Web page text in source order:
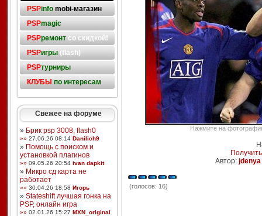
PSPinfo mobi-магазин
PSPmagic
PSPремонтсо скидкой!
PSPигры(flash)
PSPтурниры
КЛУБЫ по интересам
Свежее на форуме
» Брик psp 3008, flash0
»» 27.06.26 08:14 Danilich9
» Помощь с поиском и
установкой плагинов
»» 09.05.26 20:54 ivan dapkit
» Микро сд карта не
работает
»» 30.04.26 18:58 Игорь
» Stateshift лучшая гонка на
PSP, онлайн игра
»» 02.01.26 15:27 MXN_original
Нажмите на
Автор: jdenya
(голосов: 16)